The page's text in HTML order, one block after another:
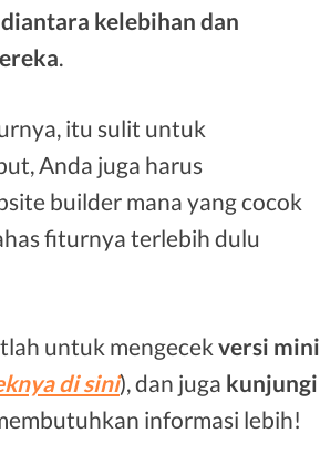
kelebihan dan
.
itu sulit untuk
Anda juga harus
builder mana yang cocok
fiturnya terlebih dulu
untuk mengecek versi mini
di sini), dan juga kunjungi
informasi lebih!